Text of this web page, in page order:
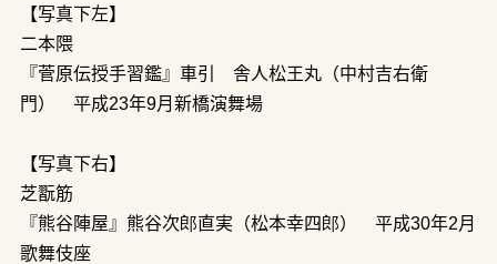
【写真下左】
二本隈
『菅原伝授手習鑑』車引 舎人松王丸（中村吉右衛
門） 平成23年9月新橋演舞場
【写真下右】
芝翫筋
『熊谷陣屋』熊谷次郎直実（松本幸四郎） 平成30年2月
歌舞伎座